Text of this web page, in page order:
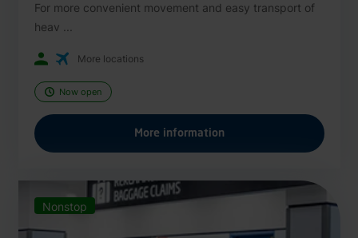
For more convenient movement and easy transport of
heav ...
More locations
Now open
More information
Nonstop